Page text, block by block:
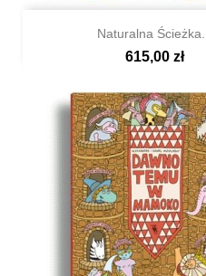
Szybki podgląd
Naturalna Ścieżka...
615,00 zł